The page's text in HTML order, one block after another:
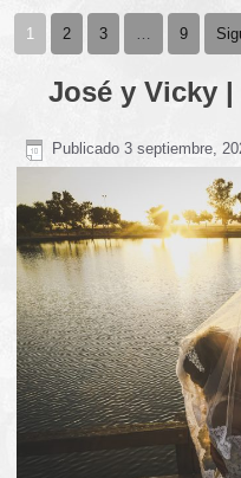
1 2 3 9
José y Vicky
Publicado 3 septiembre,